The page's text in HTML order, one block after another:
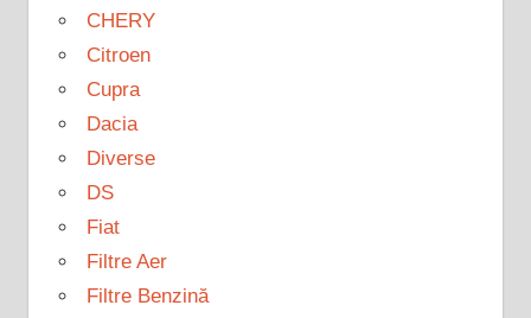
CHERY
Citroen
Cupra
Dacia
Diverse
DS
Fiat
Filtre Aer
Filtre Benzină